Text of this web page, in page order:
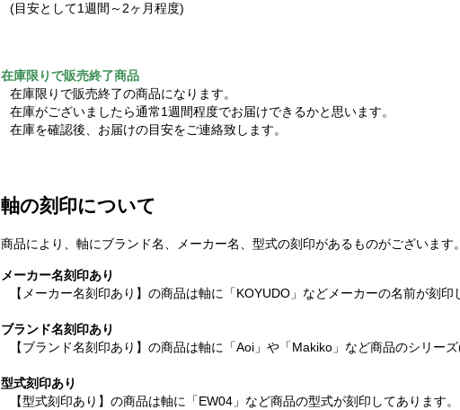
(目安として1週間～2ヶ月程度)
在庫限りで販売終了商品
在庫限りで販売終了の商品になります。
在庫がございましたら通常1週間程度でお届けできるかと思います。
在庫を確認後、お届けの目安をご連絡致します。
軸の刻印について
商品により、軸にブランド名、メーカー名、型式の刻印があるものがございます。
メーカー名刻印あり
【メーカー名刻印あり】の商品は軸に「KOYUDO」などメーカーの名前が刻印
ブランド名刻印あり
【ブランド名刻印あり】の商品は軸に「Aoi」や「Makiko」など商品のシリー
型式刻印あり
【型式刻印あり】の商品は軸に「EW04」など商品の型式が刻印してあります。